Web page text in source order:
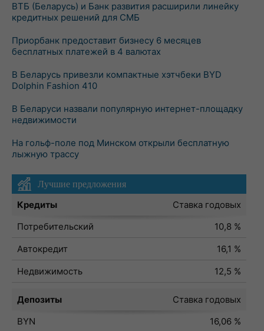
ВТБ (Беларусь) и Банк развития расширили линейку
кредитных решений для СМБ
Приорбанк предоставит бизнесу 6 месяцев
бесплатных платежей в 4 валютах
В Беларусь привезли компактные хэтчбеки BYD
Dolphin Fashion 410
В Беларуси назвали популярную интернет-площадку
недвижимости
На гольф-поле под Минском открыли бесплатную
лыжную трассу
Лучшие предложения
Кредиты
Ставка годовых
Потребительский
10,8 %
Автокредит
16,1 %
Недвижимость
12,5 %
Депозиты
Ставка годовых
BYN
16,06 %